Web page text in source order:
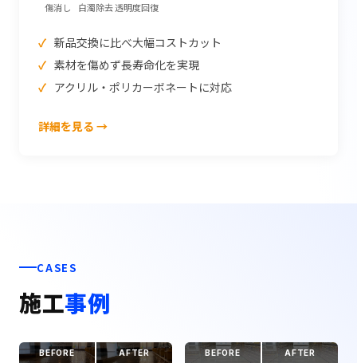
傷消し 白濁除去透明度回復
新品交換に比べ大幅コストカット
素材を傷めず長寿命化を実現
アクリル・ポリカーボネートに対応
詳細を見る →
CASES
施工事例
BEFORE AFTER BEFORE AFTER